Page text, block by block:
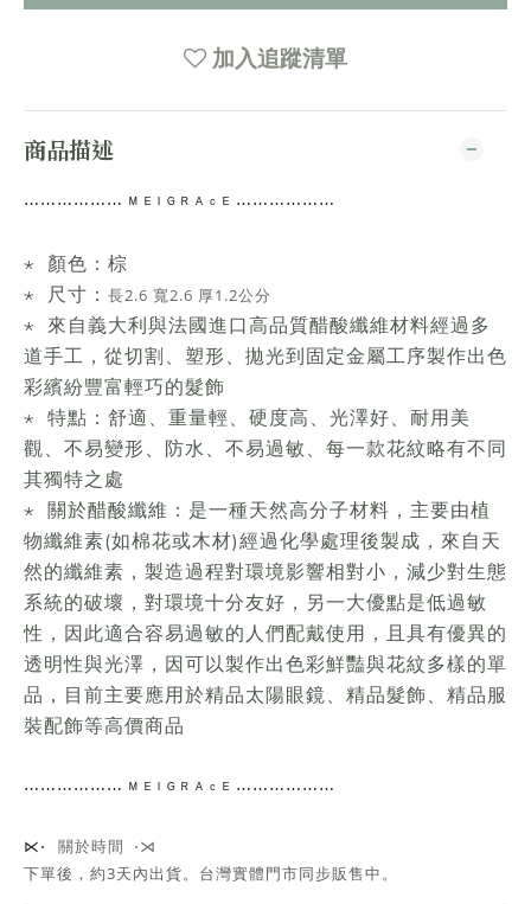
加入追蹤清單
商品描述
⋯⋯ ⋯⋯⋯⋯ ᴹ ᴱ ᴵ ᴳ ᴿ ᴬ ᶜ ᴱ ⋯⋯⋯⋯ ⋯⋯
⋆ 顏色：棕
⋆ 尺寸： 長2.6 寬2.6 厚1.2公分
⋆ 來自義大利與法國進口高品質醋酸纖維材料經過多
道手工，從切割、塑形、拋光到固定金屬工序製作出色
彩繽紛豐富輕巧的髮飾
⋆ 特點：舒適、重量輕、硬度高、光澤好、耐用美
觀、不易變形、防水、不易過敏、每一款花紋略有不同
其獨特之處
⋆ 關於醋酸纖維：是一種天然高分子材料，主要由植
物纖維素(如棉花或木材)經過化學處理後製成，來自天
然的纖維素，製造過程對環境影響相對小，減少對生態
系統的破壞，對環境十分友好，另一大優點是低過敏
性，因此適合容易過敏的人們配戴使用，且具有優異的
透明性與光澤，因可以製作出色彩鮮豔與花紋多樣的單
品，目前主要應用於精品太陽眼鏡、精品髮飾、精品服
裝配飾等高價商品
⋯⋯ ⋯⋯⋯⋯ ᴹ ᴱ ᴵ ᴳ ᴿ ᴬ ᶜ ᴱ ⋯⋯⋯⋯ ⋯⋯
⋉⋅ 關於時間 ⋅⋊
下單後，約3天內出貨。台灣實體門市同步販售中。